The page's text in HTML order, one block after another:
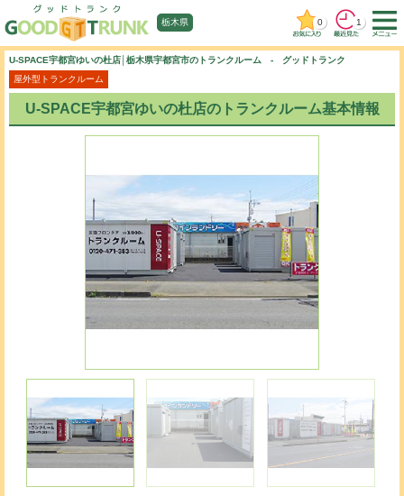
栃木県 0 1
U-SPACE宇都宮ゆいの杜店│栃木県宇都宮市のトランクルーム - グッドトランク
屋外型トランクルーム
U-SPACE宇都宮ゆいの杜店のトランクルーム基本情報